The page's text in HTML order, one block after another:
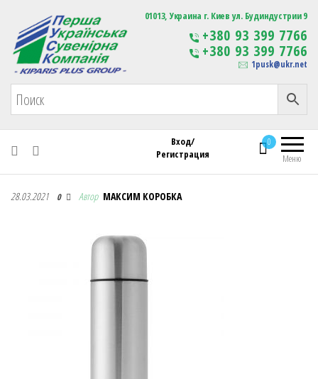
Первая Украинская Сувенирная Компания Изготовление
сувенирной продукции
с логотипом
01013, Украина г. Киев ул. Будиндустрии 9
+380 93 399 7766
+380 93 399 7766
1pusk@ukr.net
Меню
0
Вход/
Регистрация
Первая Украинская Сувенирная Компания
28.03.2021 0 Автор МАКСИМ КОРОБКА